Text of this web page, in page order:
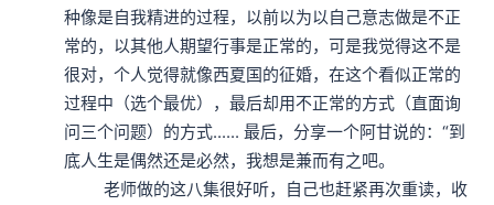
种像是自我精进的过程，以前以为以自己意志做是不正
常的，以其他人期望行事是正常的，可是我觉得这不是
很对，个人觉得就像西夏国的征婚，在这个看似正常的
过程中（选个最优），最后却用不正常的方式（直面询
问三个问题）的方式...... 最后，分享一个阿甘说的：“到
底人生是偶然还是必然，我想是兼而有之吧。